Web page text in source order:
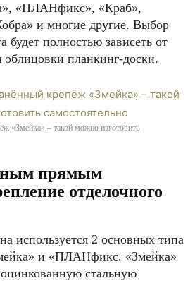
«ПЛАНфикс», «Краб»,
и многие другие. Выбор
будет полностью зависеть от
планкинг-доски.
«Змейка» – такой можно изготовить
прямым
отделочного
используется 2 основных типа
и «ПЛАНфикс. «Змейка»
оцинкованную стальную